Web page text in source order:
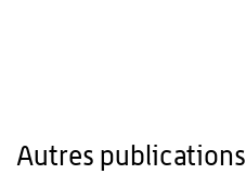
Autres publications